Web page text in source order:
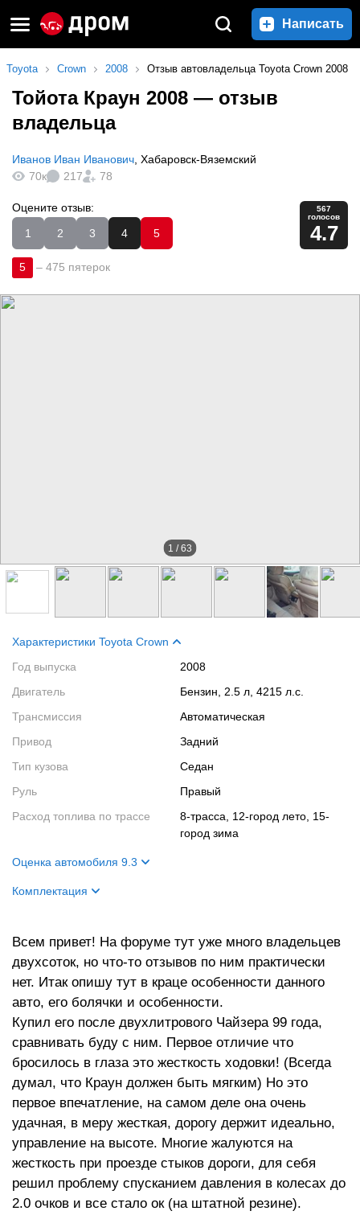
Написать
Toyota Crown 2008 Отзыв автовладельца Toyota Crown 2008
Тойота Краун 2008 — отзыв
владельца
Иванов Иван Иванович Хабаровск-Вяземский
70к
217 78
Оцените отзыв:
1
2 3 4 5
567
голосов
4.7
5 – 475 пятерок
1 /63
Характеристики Toyota Crown
Год выпуска
2008
Двигатель
Бензин, 2.5 л, 4215 л.с.
Трансмиссия
Автоматическая
Привод
Задний
Тип кузова
Седан
Руль
Правый
Расход топлива по трассе
8-трасса, 12-город лето, 15-
город зима
Оценка автомобиля 9.3
Внешний вид
Двигатель
9
Комплектация
Двигатель
V-образная шестерка
Всем привет! На форуме тут уже много владельцев
двухсоток, но что-то отзывов по ним практически
нет. Итак опишу тут в краце особенности данного
авто, его болячки и особенности.
Купил его после двухлитрового Чайзера 99 года,
сравнивать буду с ним. Первое отличие что
бросилось в глаза это жесткость ходовки! (Всегда
думал, что Краун должен быть мягким) Но это
первое впечатление, на самом деле она очень
удачная, в меру жесткая, дорогу держит идеально,
управление на высоте. Многие жалуются на
жесткость при проезде стыков дороги, для себя
решил проблему спусканием давления в колесах до
2.0 очков и все стало ок (на штатной резине).